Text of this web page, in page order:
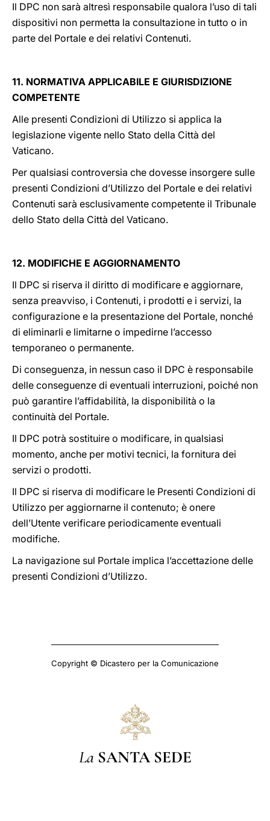
Il DPC non sarà altresì responsabile qualora l’uso di tali
dispositivi non permetta la consultazione in tutto o in
parte del Portale e dei relativi Contenuti.
11. NORMATIVA APPLICABILE E GIURISDIZIONE
COMPETENTE
Alle presenti Condizioni di Utilizzo si applica la
legislazione vigente nello Stato della Città del
Vaticano.
Per qualsiasi controversia che dovesse insorgere sulle
presenti Condizioni d’Utilizzo del Portale e dei relativi
Contenuti sarà esclusivamente competente il Tribunale
dello Stato della Città del Vaticano.
12. MODIFICHE E AGGIORNAMENTO
Il DPC si riserva il diritto di modificare e aggiornare,
senza preavviso, i Contenuti, i prodotti e i servizi, la
configurazione e la presentazione del Portale, nonché
di eliminarli e limitarne o impedirne l’accesso
temporaneo o permanente.
Di conseguenza, in nessun caso il DPC è responsabile
delle conseguenze di eventuali interruzioni, poiché non
può garantire l’affidabilità, la disponibilità o la
continuità del Portale.
Il DPC potrà sostituire o modificare, in qualsiasi
momento, anche per motivi tecnici, la fornitura dei
servizi o prodotti.
Il DPC si riserva di modificare le Presenti Condizioni di
Utilizzo per aggiornarne il contenuto; è onere
dell’Utente verificare periodicamente eventuali
modifiche.
La navigazione sul Portale implica l’accettazione delle
presenti Condizioni d’Utilizzo.
Copyright © Dicastero per la Comunicazione
La SANTA SEDE